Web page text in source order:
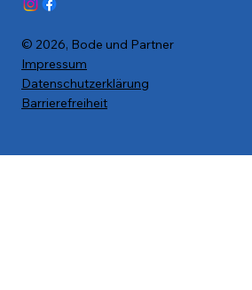
© 2026, Bode und Partner
Impressum
Datenschutzerklärung
Barrierefreiheit